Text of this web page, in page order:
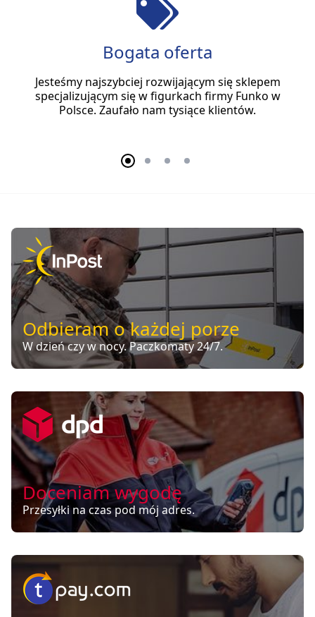
Bogata oferta
Jesteśmy najszybciej rozwijającym się sklepem
specjalizującym się w figurkach firmy Funko w
Polsce. Zaufało nam tysiące klientów.
Odbieram o każdej porze
W dzień czy w nocy. Paczkomaty 24/7.
Doceniam wygodę
Przesyłki na czas pod mój adres.